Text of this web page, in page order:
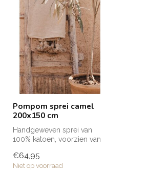
Pompom sprei camel
200x150 cm
Handgeweven sprei van
100% katoen, voorzien van
Door he...
€64,95
Niet op voorraad